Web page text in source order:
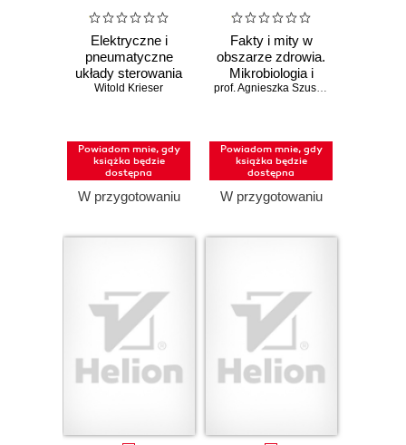
Elektryczne i
pneumatyczne
układy sterowania
w pigułce
Witold Krieser
Powiadom mnie, gdy
książka będzie
dostępna
W przygotowaniu
Fakty i mity w
obszarze zdrowia.
Mikrobiologia i
wakcynologia prof. Agnieszka Szuster-Ciesielska; dr Tomasz Dziecištkowski
Powiadom mnie, gdy
książka będzie
dostępna
W przygotowaniu